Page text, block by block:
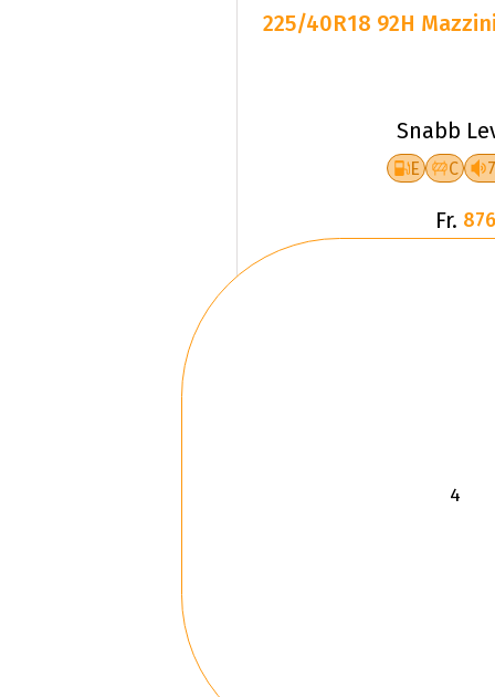
225/40R18 92H
Snabb
E C
Fr.